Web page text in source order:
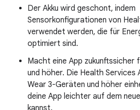
Der Akku wird geschont, indem
Sensorkonfigurationen von
verwendet werden, die für
optimiert sind.
Macht eine App zukunftssicher
und höher. Die Health Services
Wear 3-Geräten und höher
deine App leichter auf dem
kannst.